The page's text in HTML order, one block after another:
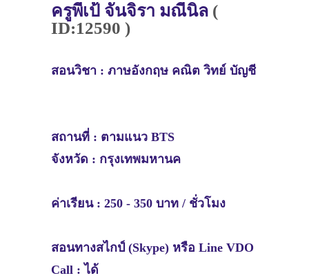
ครูพี่เป้ จันจิรา มณีนิล (
ID:12590 )
สอนวิชา : ภาษอังกฤษ คณิต วิทย์ บัญชี
สถานที่ : ตามแนว BTS
จังหวัด : กรุงเทพมหานค
ค่าเรียน : 250 - 350 บาท / ชั่วโมง
สอนทางสไกป์ (Skype) หรือ Line VDO
Call : ได้